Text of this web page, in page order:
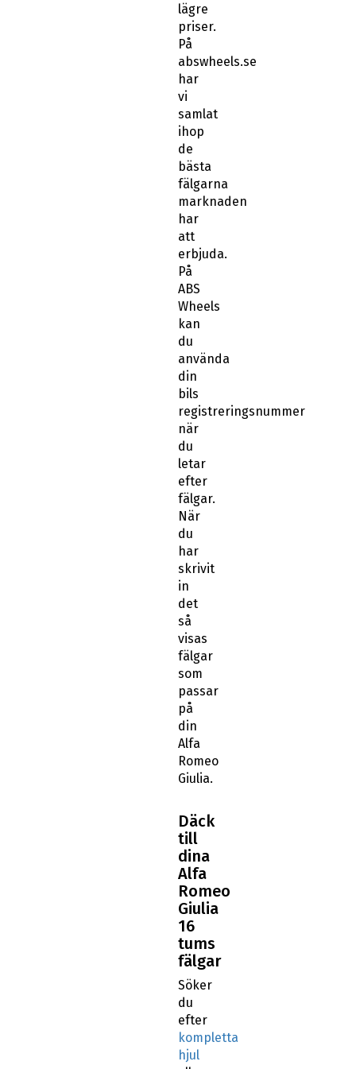
lägre
priser.
På
abswheels.se
har
vi
samlat
ihop
de
bästa
fälgarna
marknaden
har
att
erbjuda.
På
ABS
Wheels
kan
du
använda
din
bils
registreringsnummer
när
du
letar
efter
fälgar.
När
du
har
skrivit
in
det
så
visas
fälgar
som
passar
på
din
Alfa
Romeo
Giulia.
Däck
till
dina
Alfa
Romeo
Giulia
16
tums
fälgar
Söker
du
efter
kompletta
hjul